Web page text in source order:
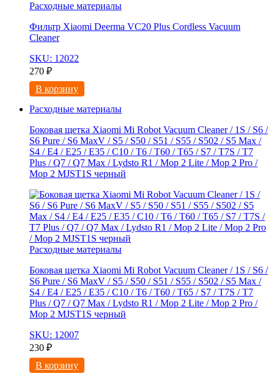
Расходные материалы
Фильтр Xiaomi Deerma VC20 Plus Cordless Vacuum
Cleaner
SKU: 12022
270 ₽
В корзину
Расходные материалы
Боковая щетка Xiaomi Mi Robot Vacuum Cleaner / 1S / S6 /
S6 Pure / S6 MaxV / S5 / S50 / S51 / S55 / S502 / S5 Max /
S4 / E4 / E25 / E35 / C10 / T6 / T60 / T65 / S7 / T7S / T7
Plus / Q7 / Q7 Max / Lydsto R1 / Mop 2 Lite / Mop 2 Pro /
Mop 2 MJST1S черный
Расходные материалы
Боковая щетка Xiaomi Mi Robot Vacuum Cleaner / 1S / S6 /
S6 Pure / S6 MaxV / S5 / S50 / S51 / S55 / S502 / S5 Max /
S4 / E4 / E25 / E35 / C10 / T6 / T60 / T65 / S7 / T7S / T7
Plus / Q7 / Q7 Max / Lydsto R1 / Mop 2 Lite / Mop 2 Pro /
Mop 2 MJST1S черный
SKU: 12007
230 ₽
В корзину